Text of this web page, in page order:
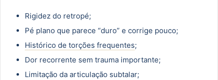
Rigidez do retropé;
Pé plano que parece “duro” e corrige pouco;
Histórico de torções frequentes;
Dor recorrente sem trauma importante;
Limitação da articulação subtalar;